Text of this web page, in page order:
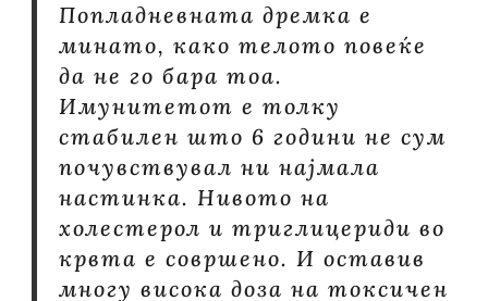
Попладневната дремка е
минато, како телото повеќе
да не го бара тоа.
Имунитетот е толку
стабилен што 6 години не сум
почувствувал ни најмала
настинка. Нивото на
холестерол и триглицериди во
крвта е совршено. И оставив
многу висока доза на токсичен